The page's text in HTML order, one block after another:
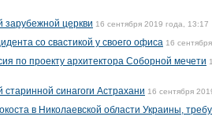
зарубежной церкви 16 сентября 2019 года, 13:17
со свастикой у своего офиса 16
по проекту архитектора Соборной мечети
синагоги Астрахани 16 сентября
в Николаевской области Украины,